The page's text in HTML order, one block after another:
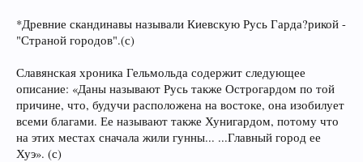
*Древние скандинавы называли Киевскую Русь Гарда?рикой -
"Страной городов".(с)
Славянская хроника Гельмольда содержит следующее
описание: «Даны называют Русь также Острогардом по той
причине, что, будучи расположена на востоке, она изобилует
всеми благами. Ее называют также Хунигардом, потому что
на этих местах сначала жили гунны... ...Главный город ее
Хуэ». (с)